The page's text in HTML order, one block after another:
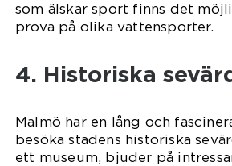
som älskar sport finns det
prova på olika vattensporter.
4. Historiska
Malmö har en lång och
besöka stadens historiska
ett museum, bjuder på